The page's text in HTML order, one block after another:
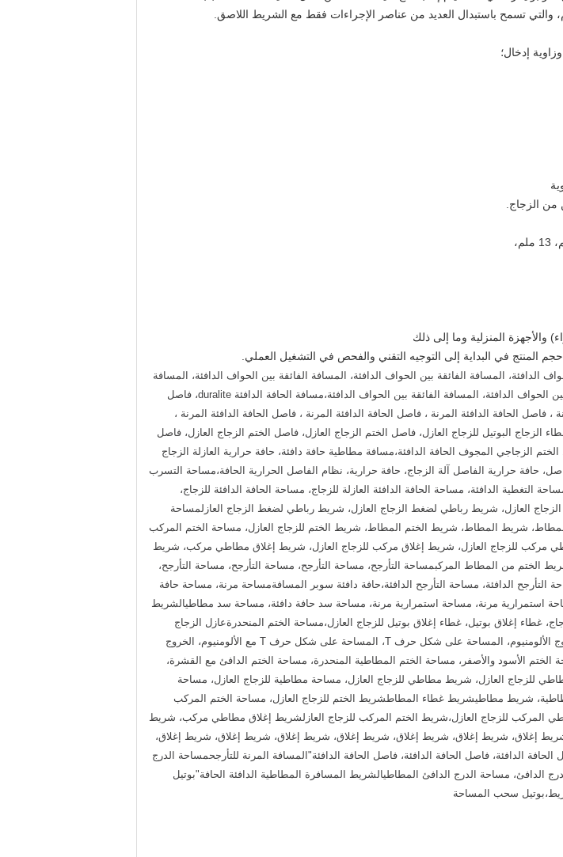
والتي تسمح باستبدال العديد من عناصر الإجراءات فقط مع الشريط اللاصق.
والأجهزة المنزلية وما إلى ذلك
المنتج في البداية إلى التوجيه التقني والفحص في التشغيل العملي.
الدافئة، المسافة الفائقة بين الحواف الدافئة، المسافة الفائقة بين الحواف الدافئة، المسافة
الفائقة بين الحواف الدافئة، المسافة الفائقة بين الحواف الدافئة، المسافة الفائقة بين الحواف الدافئة، المسافة الفائقة بين الحواف الدافئة،مسافة الحافة الدافئة duralite، فاصل
، فاصل الحافة الدافئة المرنة ، فاصل الحافة الدافئة المرنة ، فاصل الحافة الدافئة المرنة ،
الزجاج البوتيل للزجاج العازل، فاصل الختم الزجاج العازل، فاصل الختم الزجاج العازل، فاصل
الزجاجي المجوف الحافة الدافئة،مسافة مطاطية حافة دافئة، حافة حرارية العازلة الزجاج
حافة حرارية الفاصل آلة الزجاج، حافة حرارية، نظام الفاصل الحرارية الحافة،مساحة التسرب
التغطية الدافئة، مساحة الحافة الدافئة العازلة للزجاج، مساحة الحافة الدافئة للزجاج،
العازل، شريط رباطي لضغط الزجاج العازل، شريط رباطي لضغط الزجاج العازلمساحة
شريط المطاط، شريط الختم المطاط، شريط الختم للزجاج العازل، مساحة الختم المركب
مركب للزجاج العازل، شريط إغلاق مركب للزجاج العازل، شريط إغلاق مطاطي مركب، شريط
من المطاط المركبمساحة التأرجح، مساحة التأرجح، مساحة التأرجح، مساحة التأرجح،
التأرجح الدافئة، مساحة التأرجح الدافئة،حافة دافئة سوبر المسافةمساحة مرنة، مساحة حافة
استمرارية مرنة، مساحة استمرارية مرنة، مساحة سد حافة دافئة، مساحة سد مطاطيالشريط
غطاء إغلاق بوتيل، غطاء إغلاق بوتيل للزجاج العازل،مساحة الختم المنحدرةعازل الزجاج
المركب المساحة الختم، الشريط المطاطي مستطيل، الشريط المطاطي نوع الخروج الألومنيوم، المساحة على شكل حرف T، المساحة على شكل حرف T مع الألومنيوم، الخروج
الأسود والأصفر، مساحة الختم المطاطية المنحدرة، مساحة الختم الدافئ مع القشرة،
للزجاج العازل، شريط مطاطي للزجاج العازل، مساحة مطاطية للزجاج العازل، مساحة
شريط مطاطيشريط غطاء المطاطشريط الختم للزجاج العازل، مساحة الختم المركب
المركب للزجاج العازل،شريط الختم المركب للزجاج العازلشريط إغلاق مطاطي مركب، شريط
شريط إغلاق، شريط إغلاق، شريط إغلاق، شريط إغلاق، شريط إغلاق، شريط إغلاق،
الدافئة، فاصل الحافة الدافئة، فاصل الحافة الدافئة"المسافة المرنة للتأرجحمساحة الدرج
الدافئ، مساحة الدرج الدافئ المطاطيالشريط المسافرة المطاطية الدافئة الحافة"بوتيل
سحب المساحة